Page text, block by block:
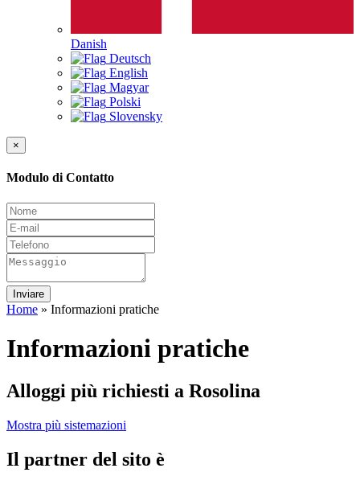
Danish
Deutsch
English
Magyar
Polski
Slovensky
×
Modulo di Contatto
Inviare
Home » Informazioni pratiche
Informazioni pratiche
Alloggi più richiesti a Rosolina
Mostra più sistemazioni
Il partner del sito è